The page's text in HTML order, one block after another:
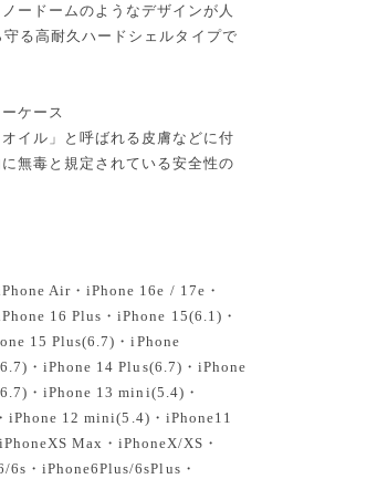
ードームのようなデザインが人
る高耐久ハードシェルタイプで
ケース
イル」と呼ばれる皮膚などに付
無毒と規定されている安全性の
Air・iPhone 16e / 17e・
16 Plus・iPhone 15(6.1)・
15 Plus(6.7)・iPhone
・iPhone 14 Plus(6.7)・iPhone
・iPhone 13 mini(5.4)・
iPhone 12 mini(5.4)・iPhone11
Max・iPhoneX/XS・
・iPhone6Plus/6sPlus・